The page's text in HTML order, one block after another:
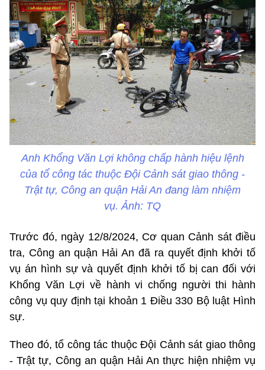
Anh Khổng Văn Lợi không chấp hành hiệu lệnh
của tổ công tác thuộc Đội Cảnh sát giao thông -
Trật tự, Công an quận Hải An đang làm nhiệm
vụ. Ảnh: TQ
Trước đó, ngày 12/8/2024, Cơ quan Cảnh sát điều
tra, Công an quận Hải An đã ra quyết định khởi tố
vụ án hình sự và quyết định khởi tố bị can đối với
Khổng Văn Lợi về hành vi chống người thi hành
công vụ quy định tại khoản 1 Điều 330 Bộ luật Hình
sự.
Theo đó, tổ công tác thuộc Đội Cảnh sát giao thông
- Trật tự, Công an quận Hải An thực hiện nhiệm vụ